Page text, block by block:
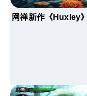
网禅新作《Huxley